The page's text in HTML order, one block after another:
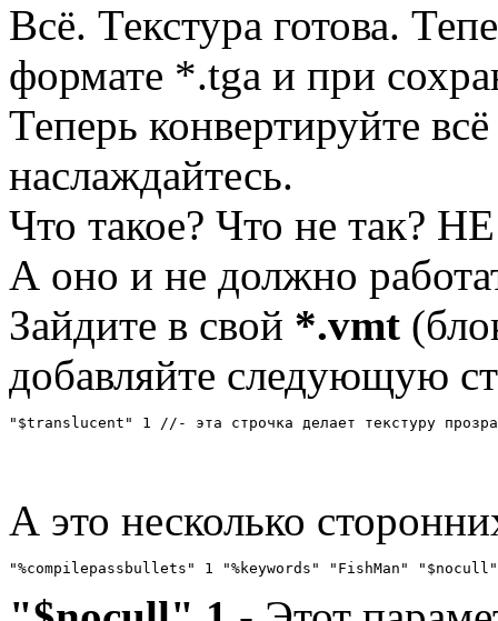
Всё. Текстура готова.
формате *.tga и при
Теперь конвертируйте
наслаждайтесь.
Что такое? Что не так?
А оно и не должно
Зайдите в свой *.vmt
добавляйте следующую
"$translucent" 1 //- эта строчка делает текстуру
А это несколько
"%compilepassbullets" 1 "%keywords" "FishMan"